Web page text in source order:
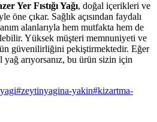
Yer Fıstığı Yağı, doğal içerikleri ve
öne çıkar. Sağlık açısından faydalı
alanlarıyla hem mutfakta hem de
Yüksek müşteri memnuniyeti ve
güvenilirliğini pekiştirmektedir. Eğer
yağ arıyorsanız, bu ürün sizin için
#zeytinyagina-yakin#kizartma-